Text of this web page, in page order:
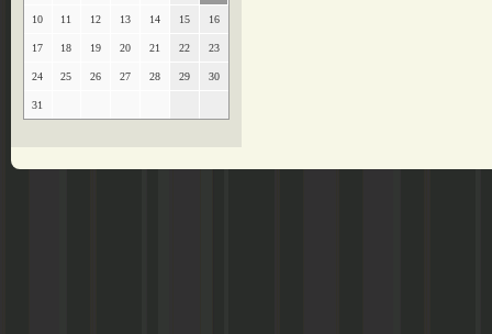
10 11 12 13 14 15 16
17 18 19 20 21 22 23
24 25 26 27 28 29 30
31